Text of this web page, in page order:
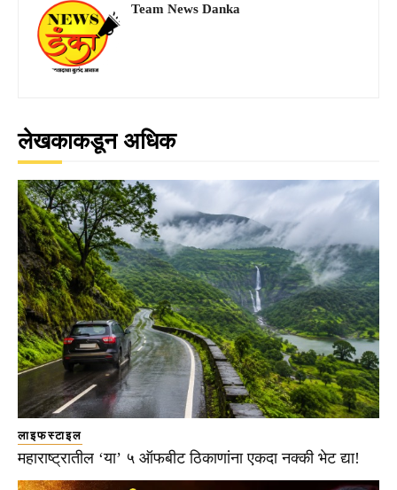
Team News Danka
लेखकाकडून अधिक
लाइफस्टाइल
महाराष्ट्रातील ‘या’ ५ ऑफबीट ठिकाणांना एकदा नक्की भेट द्या!